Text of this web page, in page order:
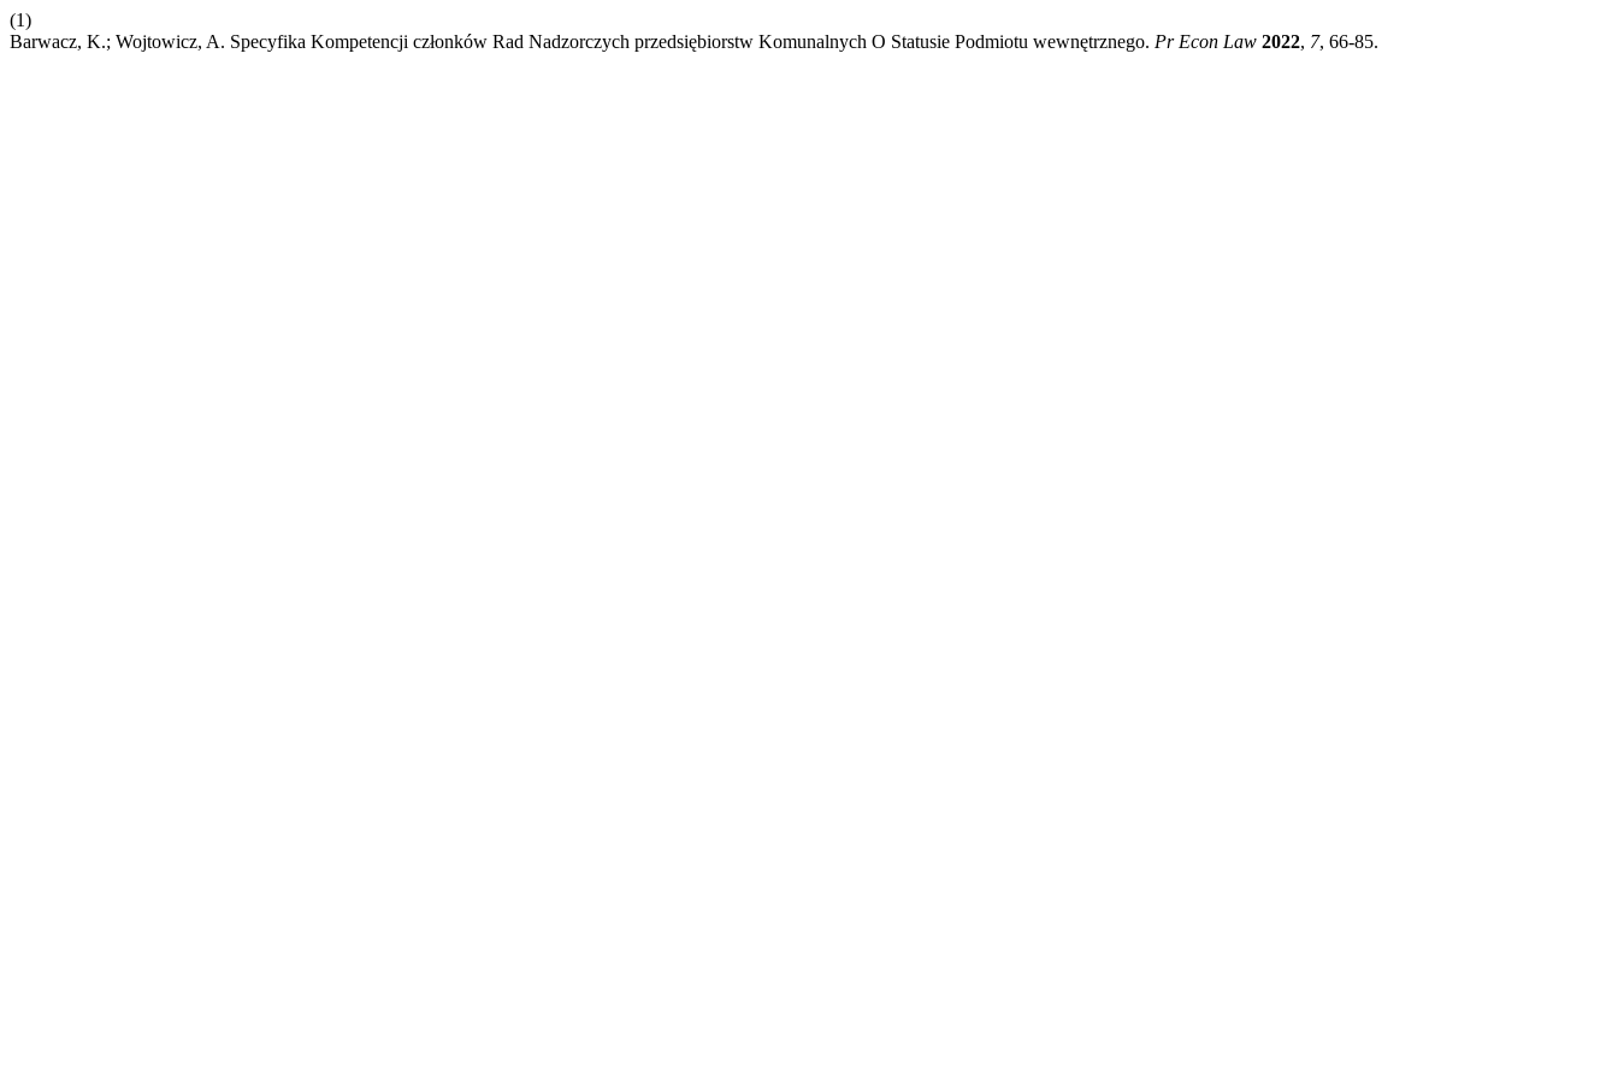
(1)
Barwacz, K.; Wojtowicz, A. Specyfika Kompetencji członków Rad Nadzorczych przedsiębiorstw Komunalnych O Statusie Podmiotu wewnętrznego. Pr Econ Law 2022, 7, 66-85.